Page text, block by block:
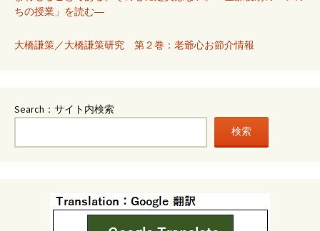
ちの授業」を読む―
大橋謙策／大橋謙策研究 第２巻：老爺心お節介情報
Search：サイト内検索
検索